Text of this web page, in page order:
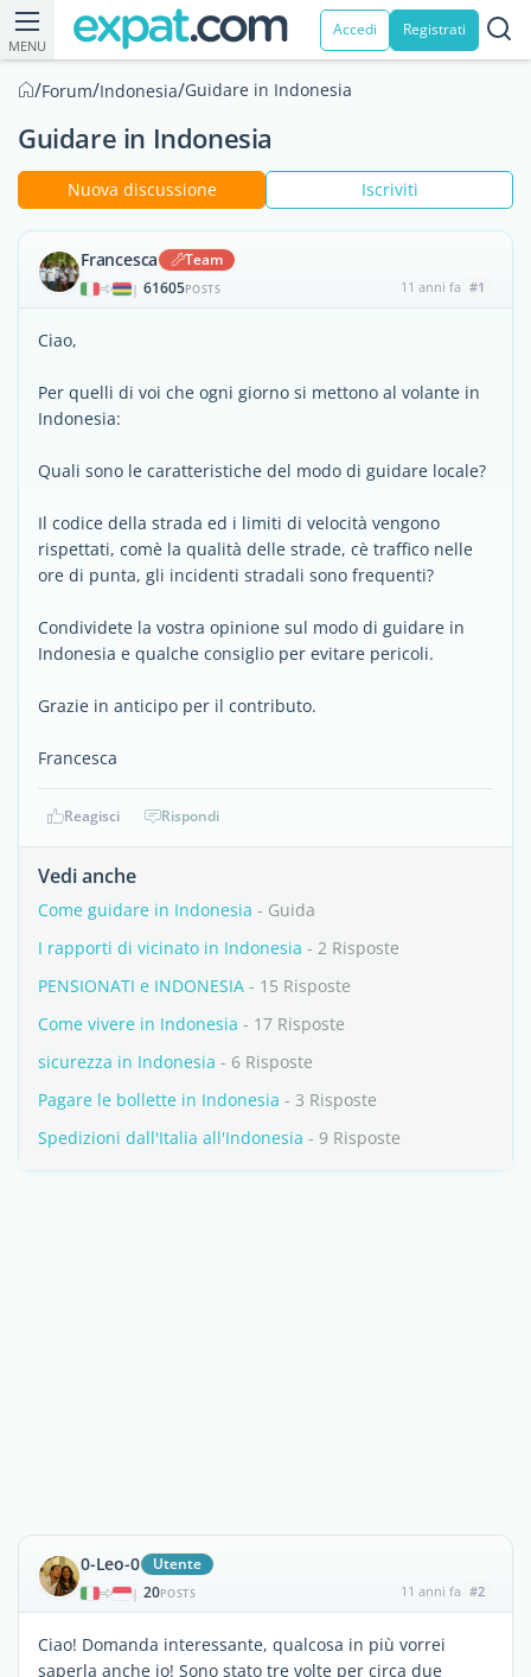
MENU
Accedi Registrati
/Forum/Indonesia/Guidare in Indonesia
Guidare in Indonesia
Nuova discussione Iscriviti
Francesca Team
| 61605POSTS 11 anni fa #1
Ciao,
Per quelli di voi che ogni giorno si mettono al volante in
Indonesia:
Quali sono le caratteristiche del modo di guidare locale?
Il codice della strada ed i limiti di velocità vengono
rispettati, comè la qualità delle strade, cè traffico nelle
ore di punta, gli incidenti stradali sono frequenti?
Condividete la vostra opinione sul modo di guidare in
Indonesia e qualche consiglio per evitare pericoli.
Grazie in anticipo per il contributo.
Francesca
Reagisci Rispondi
Vedi anche
Come guidare in Indonesia - Guida
I rapporti di vicinato in Indonesia - 2 Risposte
PENSIONATI e INDONESIA - 15 Risposte
Come vivere in Indonesia - 17 Risposte
sicurezza in Indonesia - 6 Risposte
Pagare le bollette in Indonesia - 3 Risposte
Spedizioni dall'Italia all'Indonesia - 9 Risposte
0-Leo-0 Utente
| 20POSTS 11 anni fa #2
Ciao! Domanda interessante, qualcosa in più vorrei
saperla anche io! Sono stato tre volte per circa due